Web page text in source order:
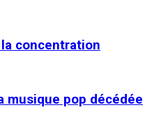
concentration
musique pop décédée